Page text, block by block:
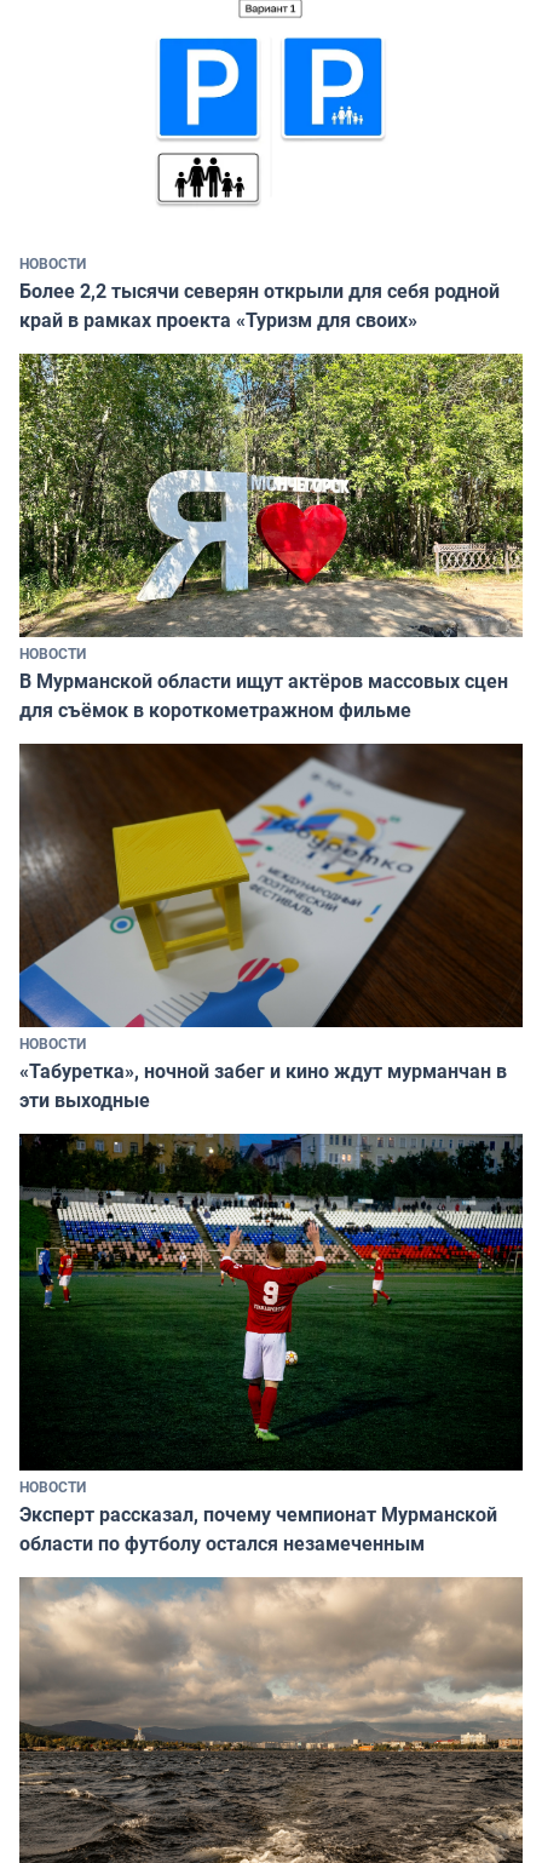
НОВОСТИ
Более 2,2 тысячи северян открыли для себя родной
край в рамках проекта «Туризм для своих»
НОВОСТИ
В Мурманской области ищут актёров массовых сцен
для съёмок в короткометражном фильме
НОВОСТИ
«Табуретка», ночной забег и кино ждут мурманчан в
эти выходные
НОВОСТИ
Эксперт рассказал, почему чемпионат Мурманской
области по футболу остался незамеченным